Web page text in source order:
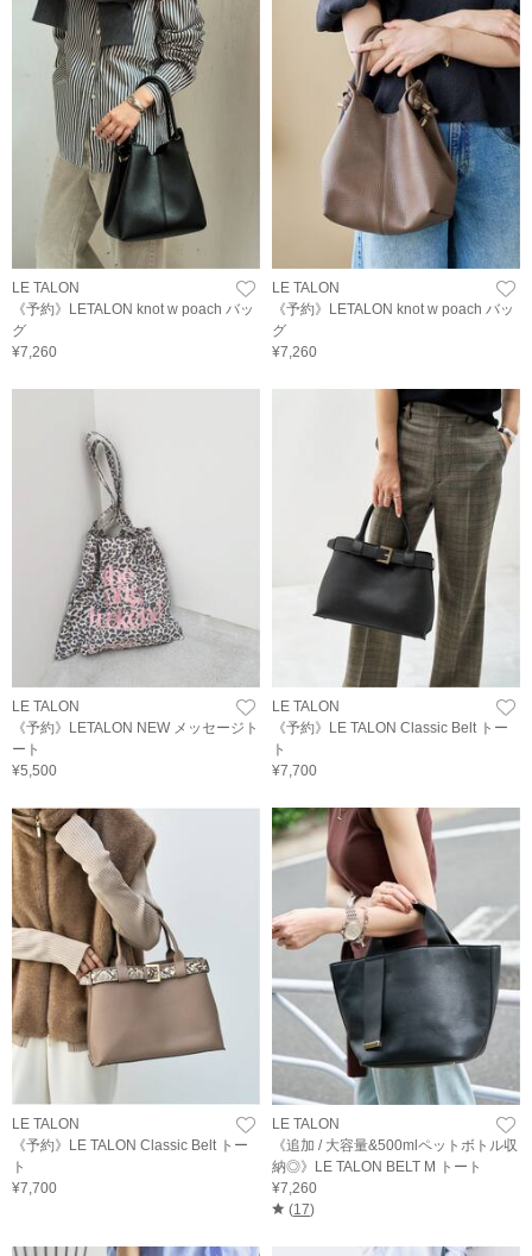
LE TALON
《予約》LETALON knot w poach バッ
グ
¥7,260
LE TALON
《予約》LETALON knot w poach バッ
グ
¥7,260
LE TALON
《予約》LETALON NEW メッセージト
ート
¥5,500
LE TALON
《予約》LE TALON Classic Belt トー
ト
¥7,700
LE TALON
《予約》LE TALON Classic Belt トー
ト
¥7,700
LE TALON
《追加 / 大容量&500mlペットボトル収
納◎》LE TALON BELT M トート
¥7,260
(17)